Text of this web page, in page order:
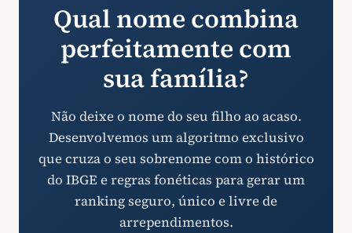
Qual nome combina
perfeitamente com
sua família?
Não deixe o nome do seu filho ao acaso.
Desenvolvemos um algoritmo exclusivo
que cruza o seu sobrenome com o histórico
do IBGE e regras fonéticas para gerar um
ranking seguro, único e livre de
arrependimentos.